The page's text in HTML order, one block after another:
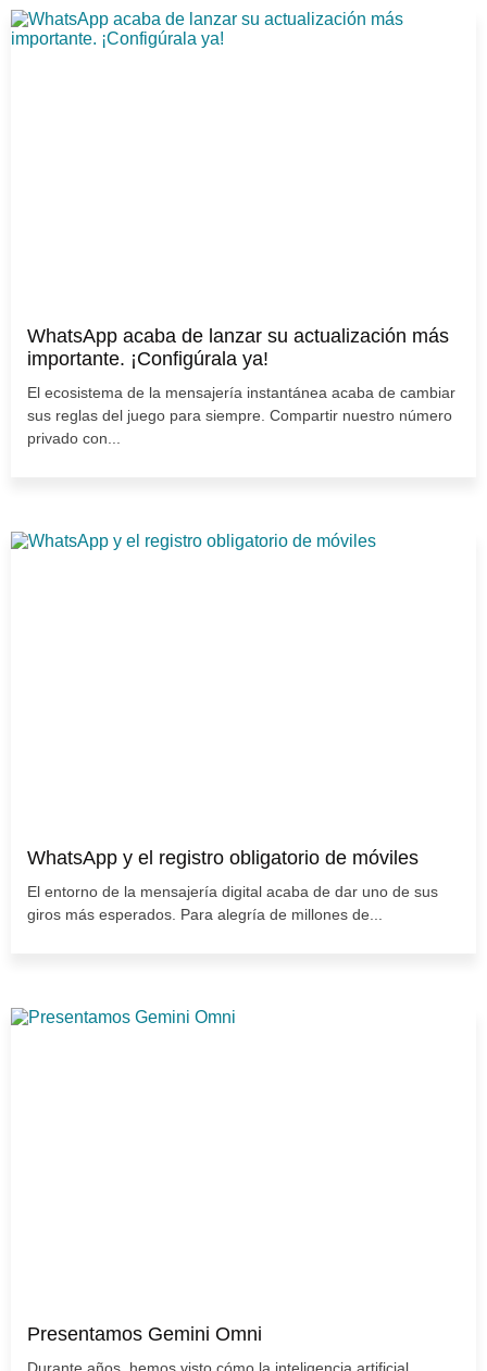
WhatsApp acaba de lanzar su actualización más
importante. ¡Configúrala ya!
El ecosistema de la mensajería instantánea acaba de cambiar
sus reglas del juego para siempre. Compartir nuestro número
privado con...
WhatsApp y el registro obligatorio de móviles
El entorno de la mensajería digital acaba de dar uno de sus
giros más esperados. Para alegría de millones de...
Presentamos Gemini Omni